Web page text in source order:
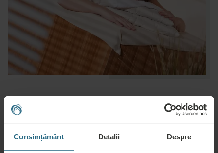
Consimțământ Detalii Despre
Vă rugăm să ne contactați pentru orice întrebare legată de hotelurile noastre